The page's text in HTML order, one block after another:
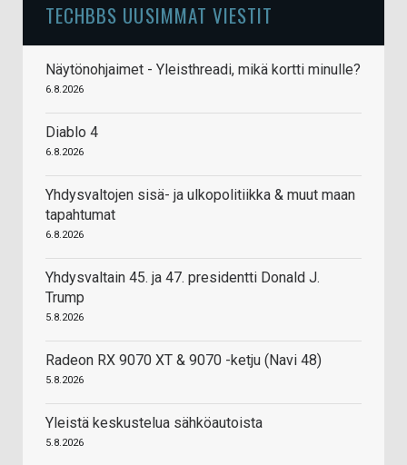
TECHBBS UUSIMMAT VIESTIT
Näytönohjaimet - Yleisthreadi, mikä kortti minulle?
6.8.2026
Diablo 4
6.8.2026
Yhdysvaltojen sisä- ja ulkopolitiikka & muut maan
tapahtumat
6.8.2026
Yhdysvaltain 45. ja 47. presidentti Donald J.
Trump
5.8.2026
Radeon RX 9070 XT & 9070 -ketju (Navi 48)
5.8.2026
Yleistä keskustelua sähköautoista
5.8.2026